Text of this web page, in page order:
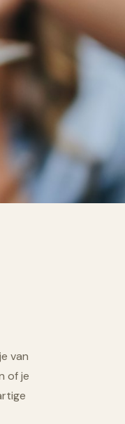
van
of je